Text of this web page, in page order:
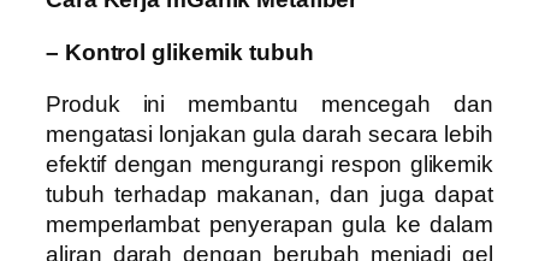
– Kontrol glikemik tubuh
Produk ini membantu mencegah dan
mengatasi lonjakan gula darah secara lebih
efektif dengan mengurangi respon glikemik
tubuh terhadap makanan, dan juga dapat
memperlambat penyerapan gula ke dalam
aliran darah dengan berubah menjadi gel